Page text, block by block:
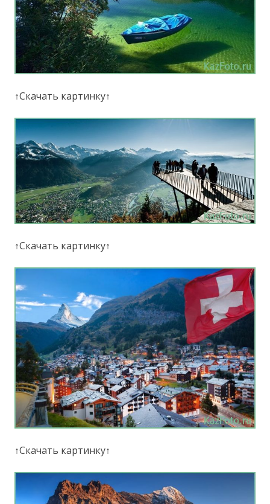
↑Скачать картинку↑
↑Скачать картинку↑
↑Скачать картинку↑